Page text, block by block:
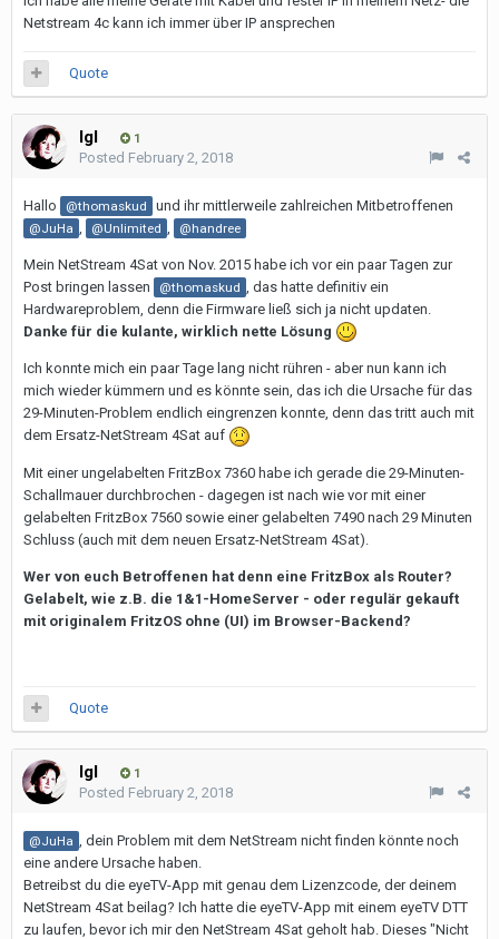
Netstream 4c kann ich immer über IP ansprechen
Quote
Igl 1
Posted February 2, 2018
Hallo @thomaskud und ihr mittlerweile zahlreichen Mitbetroffenen
@JuHa @Unlimited @handree
Mein NetStream 4Sat von Nov. 2015 habe ich vor ein paar Tagen zur
Post bringen lassen
@thomaskud
, das hatte definitiv ein
Hardwareproblem, denn die Firmware ließ sich ja nicht updaten.
Danke für die kulante, wirklich nette Lösung
Ich konnte mich ein paar Tage lang nicht rühren - aber nun kann ich
mich wieder kümmern und es könnte sein, das ich die Ursache für das
29-Minuten-Problem endlich eingrenzen konnte, denn das tritt auch mit
dem Ersatz-NetStream 4Sat auf
Mit einer ungelabelten FritzBox 7360 habe ich gerade die 29-Minuten-
Schallmauer durchbrochen - dagegen ist nach wie vor mit einer
gelabelten FritzBox 7560 sowie einer gelabelten 7490 nach 29 Minuten
Schluss (auch mit dem neuen Ersatz-NetStream 4Sat).
Wer von euch Betroffenen hat denn eine FritzBox als Router?
Gelabelt, wie z.B. die 1&1-HomeServer - oder regulär gekauft
mit originalem FritzOS ohne (UI) im Browser-Backend?
Quote
Igl 1
Posted February 2, 2018
@JuHa
, dein Problem mit dem NetStream nicht finden könnte noch
eine andere Ursache haben.
Betreibst du die eyeTV-App mit genau dem Lizenzcode, der deinem
NetStream 4Sat beilag? Ich hatte die eyeTV-App mit einem eyeTV DTT
zu laufen, bevor ich mir den NetStream 4Sat geholt hab. Dieses "Nicht